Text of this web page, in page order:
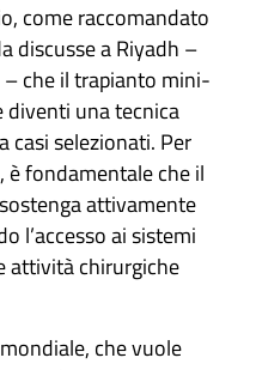
come raccomandato
discusse a Riyadh –
che il trapianto mini-
una tecnica
casi selezionati. Per
fondamentale che il
attivamente
l’accesso ai sistemi
attività chirurgiche
che vuole